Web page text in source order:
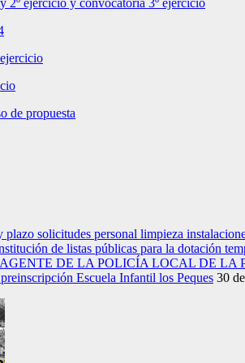
de propuesta
plazo solicitudes personal limpieza
de listas públicas para la dotación
DE LA POLICÍA LOCAL DE
Escuela Infantil los Peques 30